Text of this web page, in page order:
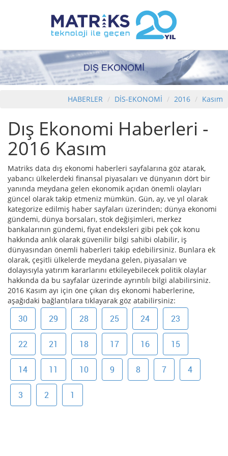
HABERLER DİS-EKONOMİ 2016 Kasım
Dış Ekonomi Haberleri -
2016 Kasım
Matriks data dış ekonomi haberleri sayfalarına göz atarak,
yabancı ülkelerdeki finansal piyasaları ve dünyanın dört bir
yanında meydana gelen ekonomik açıdan önemli olayları
güncel olarak takip etmeniz mümkün. Gün, ay, ve yıl olarak
kategorize edilmiş haber sayfaları üzerinden; dünya ekonomi
gündemi, dünya borsaları, stok değişimleri, merkez
bankalarının gündemi, fiyat endeksleri gibi pek çok konu
hakkında anlık olarak güvenilir bilgi sahibi olabilir, iş
dünyasından önemli haberleri takip edebilirsiniz. Bunlara ek
olarak, çeşitli ülkelerde meydana gelen, piyasaları ve
dolayısıyla yatırım kararlarını etkileyebilecek politik olaylar
hakkında da bu sayfalar üzerinde ayrıntılı bilgi alabilirsiniz.
2016 Kasım ayı için öne çıkan dış ekonomi haberlerine,
aşağıdaki bağlantılara tıklayarak göz atabilirsiniz:
30 29 28 25 24 23
22 21 18 17 16 15
14 11 10 9 8 7 4
3 2 1